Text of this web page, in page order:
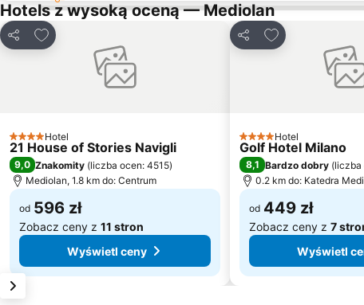
Hotels z wysoką oceną — Mediolan
Udostępnij
Dodaj do ulubionych
4 Kategoria
Hotel
21 House of Stories Navigli
9,0 Znakomity (liczba ocen: 4515)
Mediolan, 1.8 km do: Centrum
od 596 zł
Zobacz ceny z 11 stron
Wyświetl ceny
Udostępnij
Dodaj do
4 Kategoria
Hotel
Golf Hotel Milano
8,1 Bardzo dobry (liczba
0.2 km do: Katedra
od 449 zł
Zobacz ceny z 7
Wyświetl